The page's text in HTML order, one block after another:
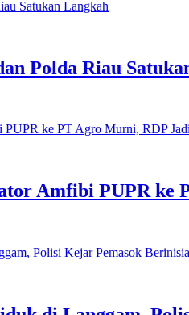
Polda Riau
Amfibi PUPR ke